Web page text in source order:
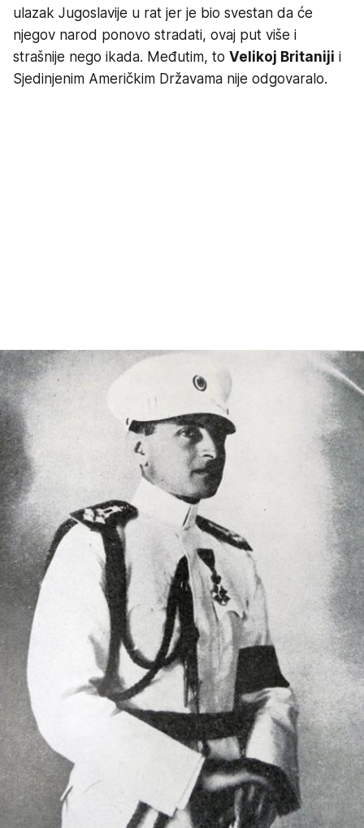
ulazak Jugoslavije u rat jer je bio svestan da će
njegov narod ponovo stradati, ovaj put više i
strašnije nego ikada. Međutim, to Velikoj Britaniji i
Sjedinjenim Američkim Državama nije odgovaralo.